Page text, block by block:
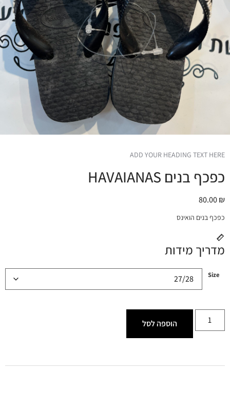
ADD YOUR HEADING TEXT HERE
כפכף בנים HAVAIANAS
80.00₪
כפכף בנים הואינס
מדריך מידות
Size
הוספה לסל